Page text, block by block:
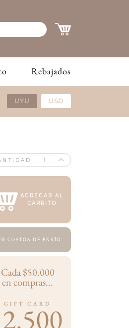
Rebajados
UYU USD
AGREGAR AL
CARRITO
COSTOS DE ENVÍO
Cada $50.000
en compras...
GIFT CARD
2.500